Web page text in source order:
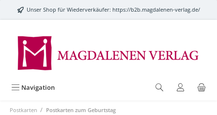
springenUnser Shop für Wiederverkäufer: https://b2b.magdalenen-verlag.de/
Navigation
Postkarten / Postkarten zum Geburtstag